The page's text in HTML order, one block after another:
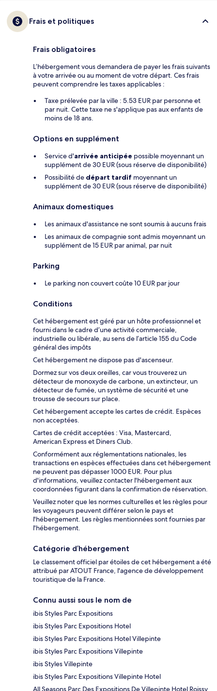
Frais et politiques
Frais obligatoires
L’hébergement vous demandera de payer les frais suivants
à votre arrivée ou au moment de votre départ. Ces frais
peuvent comprendre les taxes applicables :
Taxe prélevée par la ville : 5.53 EUR par personne et
par nuit. Cette taxe ne s'applique pas aux enfants de
moins de 18 ans.
Options en supplément
Service d'arrivée anticipée possible moyennant un
supplément de 30 EUR (sous réserve de disponibilité)
Possibilité de départ tardif moyennant un
supplément de 30 EUR (sous réserve de disponibilité)
Animaux domestiques
Les animaux d'assistance ne sont soumis à aucuns frais
Les animaux de compagnie sont admis moyennant un
supplément de 15 EUR par animal, par nuit
Parking
Le parking non couvert coûte 10 EUR par jour
Conditions
Cet hébergement est géré par un hôte professionnel et
fourni dans le cadre d’une activité commerciale,
industrielle ou libérale, au sens de l’article 155 du Code
général des impôts
Cet hébergement ne dispose pas d'ascenseur.
Dormez sur vos deux oreilles, car vous trouverez un
détecteur de monoxyde de carbone, un extincteur, un
détecteur de fumée, un système de sécurité et une
trousse de secours sur place.
Cet hébergement accepte les cartes de crédit. Espèces
non acceptées.
Cartes de crédit acceptées : Visa, Mastercard,
American Express et Diners Club.
Conformément aux réglementations nationales, les
transactions en espèces effectuées dans cet hébergement
ne peuvent pas dépasser 1000 EUR. Pour plus
d'informations, veuillez contacter l'hébergement aux
coordonnées figurant dans la confirmation de réservation.
Veuillez noter que les normes culturelles et les règles pour
les voyageurs peuvent différer selon le pays et
l'hébergement. Les règles mentionnées sont fournies par
l'hébergement.
Catégorie d’hébergement
Le classement officiel par étoiles de cet hébergement a été
attribué par ATOUT France, l'agence de développement
touristique de la France.
Connu aussi sous le nom de
ibis Styles Parc Expositions
ibis Styles Parc Expositions Hotel
ibis Styles Parc Expositions Hotel Villepinte
ibis Styles Parc Expositions Villepinte
ibis Styles Villepinte
ibis Styles Parc Expositions Villepinte Hotel
All Seasons Parc Des Expositions De Villepinte Hotel Roissy